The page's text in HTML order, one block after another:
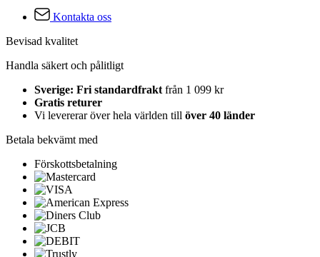
Kontakta oss
Bevisad kvalitet
Handla säkert och pålitligt
Sverige: Fri standardfrakt från 1 099 kr
Gratis returer
Vi levererar över hela världen till över 40 länder
Betala bekvämt med
Förskottsbetalning